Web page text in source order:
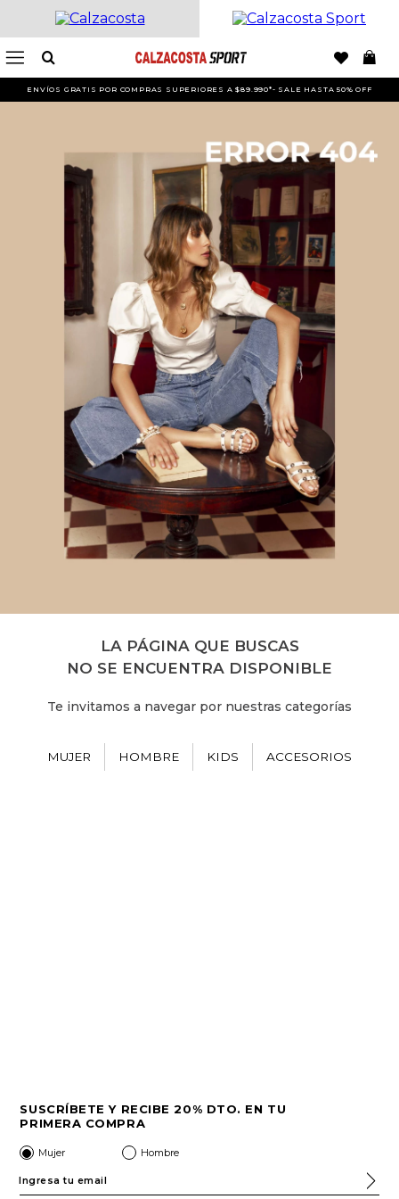
ENVÍOS GRATIS POR COMPRAS SUPERIORES A $89.990*- SALE HASTA 50% OFF
LA PÁGINA QUE BUSCAS
NO SE ENCUENTRA DISPONIBLE
Te invitamos a navegar por nuestras categorías
MUJER HOMBRE KIDS ACCESORIOS
SUSCRÍBETE Y RECIBE 20% DTO. EN TU
PRIMERA COMPRA
Mujer Hombre